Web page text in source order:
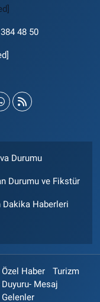
48 50
Durumu
Durumu ve Fikstür
Dakika Haberleri
Özel Haber
Turizm
Duyuru- Mesaj